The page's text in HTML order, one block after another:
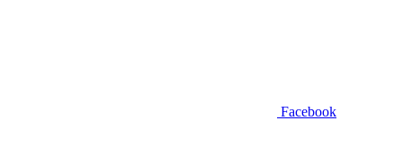
Facebook